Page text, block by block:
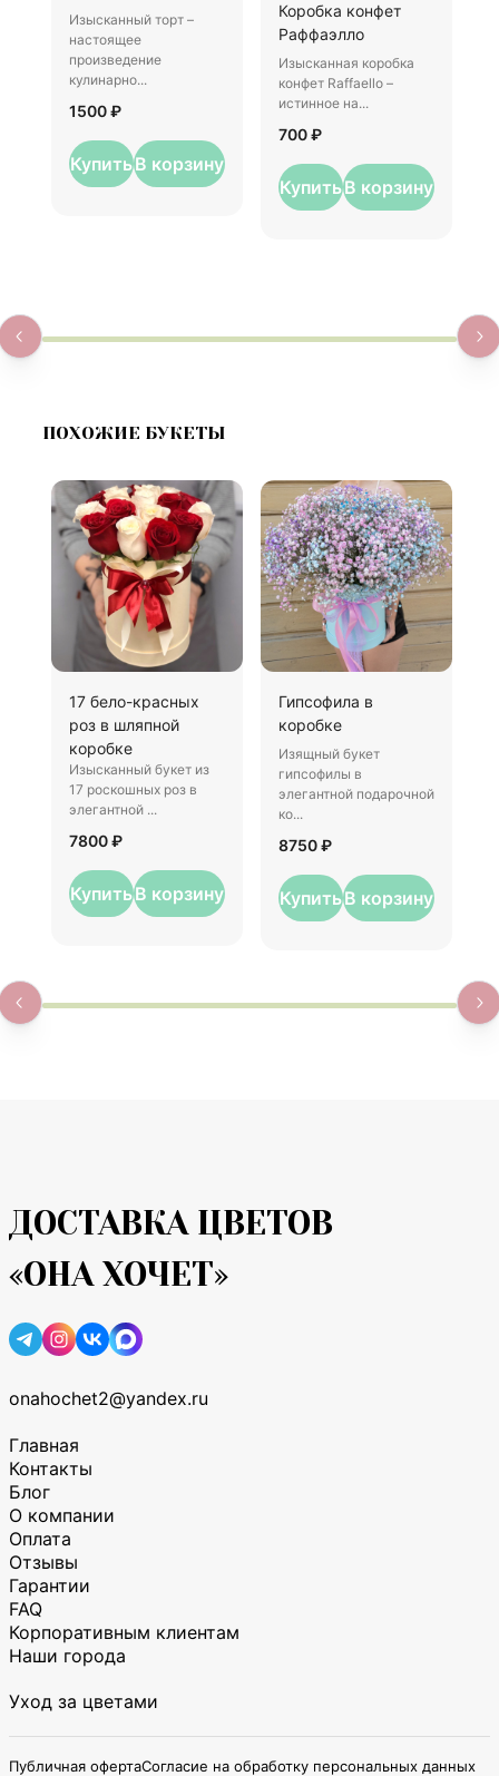
Изысканный торт –
настоящее
произведение
кулинарно...
1500 ₽
КупитьВ корзину
Коробка конфет
Раффаэлло
Изысканная коробка
конфет Raffaello –
истинное на...
700 ₽
КупитьВ корзину
ПОХОЖИЕ БУКЕТЫ
17 бело-красных
роз в шляпной
коробке
Изысканный букет из
17 роскошных роз в
элегантной ...
7800 ₽
КупитьВ корзину
Гипсофила в
коробке
Изящный букет
гипсофилы в
элегантной подарочной
ко...
8750 ₽
КупитьВ корзину
ДОСТАВКА ЦВЕТОВ
«ОНА ХОЧЕТ»
onahochet2@yandex.ru
Главная
Контакты
Блог
О компании
Оплата
Отзывы
Гарантии
FAQ
Корпоративным клиентам
Наши города
Уход за цветами
Публичная офертаСогласие на обработку персональных данных